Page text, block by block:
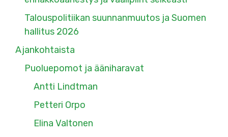
Talouspolitiikan suunnanmuutos ja Suomen
hallitus 2026
Ajankohtaista
Puoluepomot ja ääniharavat
Antti Lindtman
Petteri Orpo
Elina Valtonen